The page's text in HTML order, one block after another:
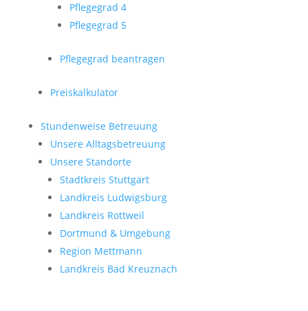
Pflegegrad 4
Pflegegrad 5
Pflegegrad beantragen
Preiskalkulator
Stundenweise Betreuung
Unsere Alltagsbetreuung
Unsere Standorte
Stadtkreis Stuttgart
Landkreis Ludwigsburg
Landkreis Rottweil
Dortmund & Umgebung
Region Mettmann
Landkreis Bad Kreuznach